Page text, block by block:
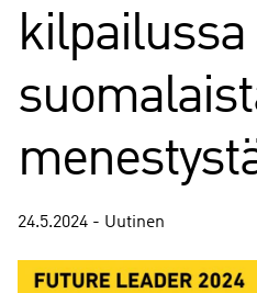
kilpailussa
24.5.2024 - Uutinen